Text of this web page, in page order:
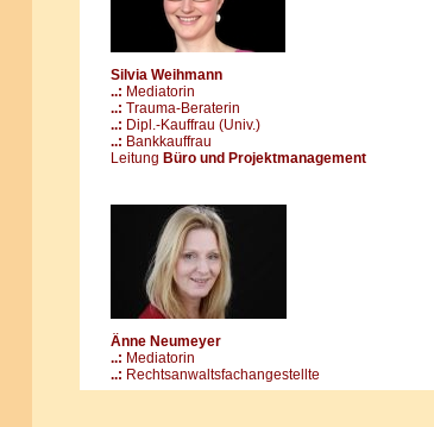
Silvia Weihmann
..: Mediatorin
..:Trauma-Beraterin
..: Dipl.-Kauffrau (Univ.)
..: Bankkauffrau
Leitung Büro und Projektmanagement
Änne Neumeyer
..: Mediatorin
..: Rechtsanwaltsfachangestellte